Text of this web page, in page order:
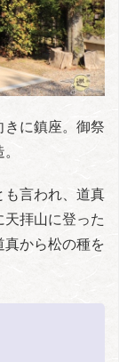
きに鎮座。御祭
も言われ、道真
拝山に登った
真から松の種を